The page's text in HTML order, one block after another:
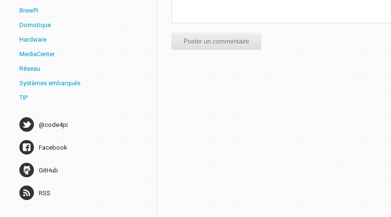
BrewPi
Domotique
Hardware
MediaCenter
Réseau
Systèmes embarqués
TIP
@code4pi
Facebook
GitHub
RSS